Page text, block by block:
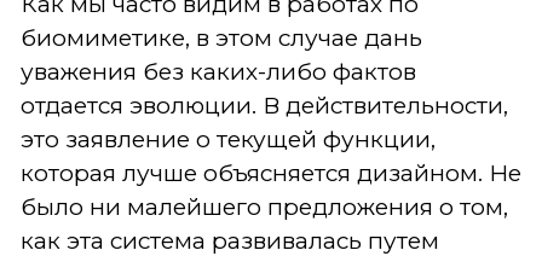
биомиметике, в этом случае дань
уважения без каких-либо фактов
отдается эволюции. В действительности,
это заявление о текущей функции,
которая лучше объясняется дизайном. Не
было ни малейшего предложения о том,
как эта система развивалась путем